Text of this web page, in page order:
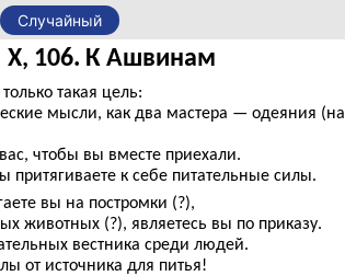
Случайный
X, 106. К Ашвинам
такая цель:
мысли, как два мастера — одеяния (на
чтобы вы вместе приехали.
притягиваете к себе питательные силы.
вы на постромки (?),
животных (?), являетесь вы по приказу.
вестника среди людей.
от источника для питья!